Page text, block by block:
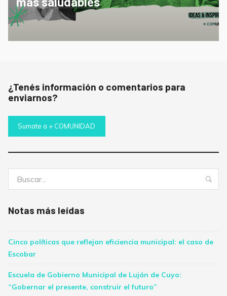
¿Tenés información o comentarios para
enviarnos?
Sumate a + COMUNIDAD
Notas más leídas
Cinco políticas que reflejan eficiencia municipal: el caso de
Escobar
Escuela de Gobierno Municipal de Luján de Cuyo:
“Gobernar el presente, construir el futuro”